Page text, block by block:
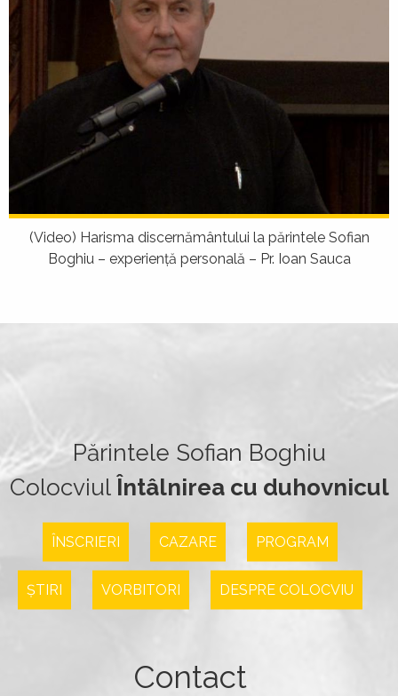
(Video) Harisma discernământului la părintele Sofian
Boghiu – experienţă personală – Pr. Ioan Sauca
Părintele Sofian Boghiu
Colocviul Întâlnirea cu duhovnicul
ÎNSCRIERI CAZARE PROGRAM
ȘTIRI VORBITORI DESPRE COLOCVIU
Contact